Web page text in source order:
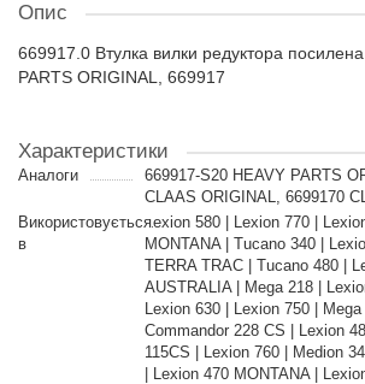
Опис
669917.0 Втулка вилки редуктора
PARTS ORIGINAL, 669917
Характеристики
Аналоги
669917-S20 HEAVY PARTS
CLAAS ORIGINAL, 6699170
Використовується
в
Lexion 580 | Lexion 770 |
MONTANA | Tucano 340 |
TERRA TRAC | Tucano 480 |
AUSTRALIA | Mega 218 |
Lexion 630 | Lexion 750 | Mega
Commandor 228 CS | Lexion
115CS | Lexion 760 | Medion
| Lexion 470 MONTANA |